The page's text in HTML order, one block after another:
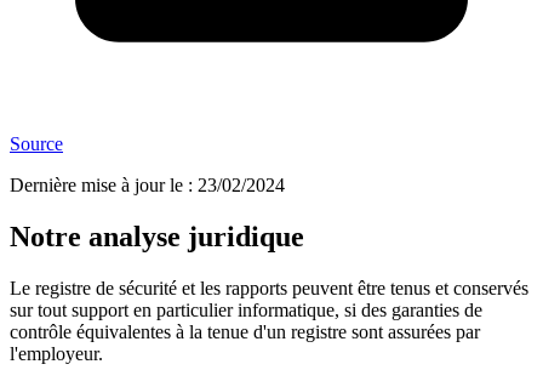
Source
Dernière mise à jour le : 23/02/2024
Notre analyse juridique
Le registre de sécurité et les rapports peuvent être tenus et conservés
sur tout support en particulier informatique, si des garanties de
contrôle équivalentes à la tenue d'un registre sont assurées par
l'employeur.